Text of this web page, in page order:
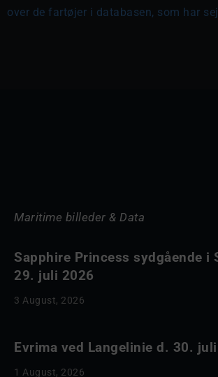
over de fartøjer i databasen, som har
Maritime billeder & Data
Sapphire Princess sydgående i
29. juli 2026
3 August, 2026
Evrima ved Langelinie d. 30.
1 August, 2026